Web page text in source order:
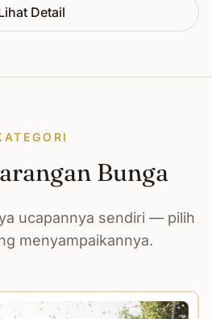
Detail
Bunga
ucapannya sendiri — pilih
menyampaikannya.